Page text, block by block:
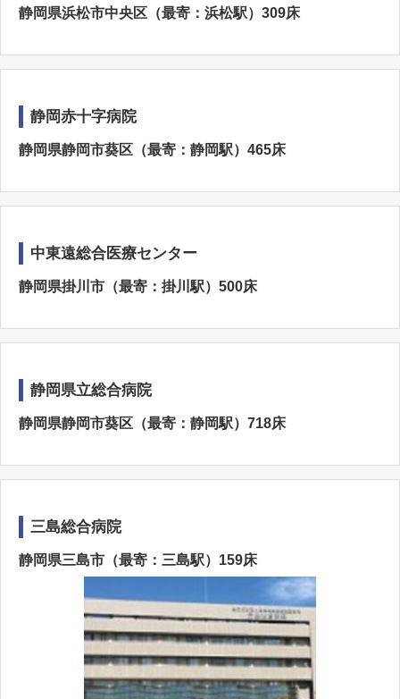
静岡県浜松市中央区（最寄：浜松駅）309床
静岡赤十字病院
静岡県静岡市葵区（最寄：静岡駅）465床
中東遠総合医療センター
静岡県掛川市（最寄：掛川駅）500床
静岡県立総合病院
静岡県静岡市葵区（最寄：静岡駅）718床
三島総合病院
静岡県三島市（最寄：三島駅）159床